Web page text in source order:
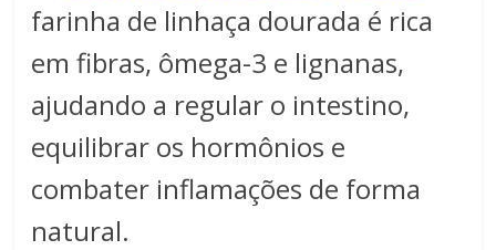
farinha de linhaça dourada é rica
em fibras, ômega-3 e lignanas,
ajudando a regular o intestino,
equilibrar os hormônios e
combater inflamações de forma
natural.